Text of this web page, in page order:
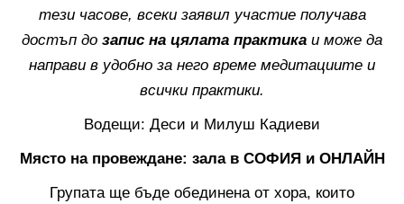
тези часове, всеки заявил участие получава
достъп до запис на цялата практика и може да
направи в удобно за него време медитациите и
всички практики.
Водещи: Деси и Милуш Кадиеви
Място на провеждане: зала в СОФИЯ и ОНЛАЙН
Групата ще бъде обединена от хора, които